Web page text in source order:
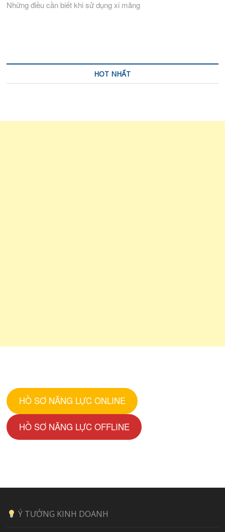
hướng
Những điều cần biết khi sử dụng xi măng
HOT NHẤT
HỒ SƠ NĂNG LỰC ONLINE
HỒ SƠ NĂNG LỰC OFFLINE
Ý TƯỞNG KINH DOANH